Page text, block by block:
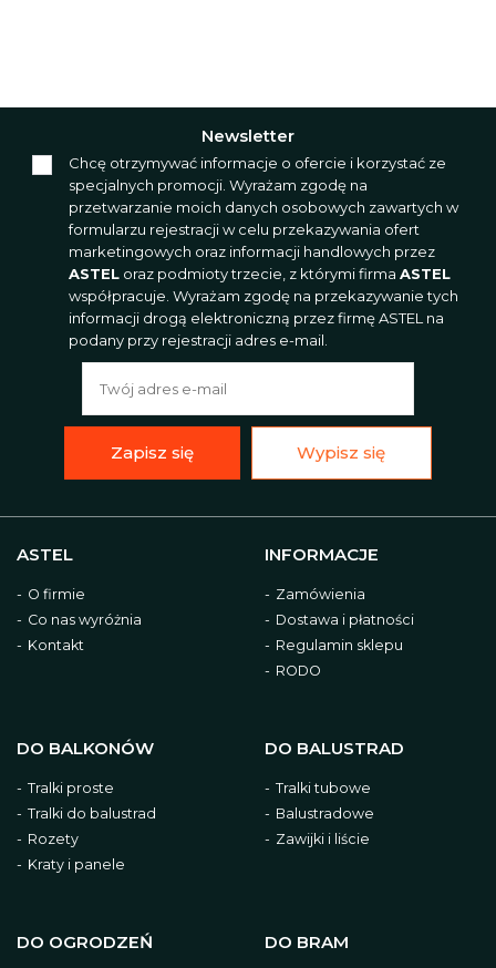
ASTEL
O firmie
Co nas wyróżnia
Kontakt
INFORMACJE
Zamówienia
Dostawa i płatności
Regulamin sklepu
RODO
DO BALKONÓW
Tralki proste
Tralki do balustrad
Rozety
Kraty i panele
DO BALUSTRAD
Tralki tubowe
Balustradowe
Zawijki i liście
DO OGRODZEŃ DO BRAM
Newsletter
Chcę otrzymywać informacje o ofercie i korzystać ze
specjalnych promocji. Wyrażam zgodę na
przetwarzanie moich danych osobowych zawartych w
formularzu rejestracji w celu przekazywania ofert
marketingowych oraz informacji handlowych przez
ASTEL oraz podmioty trzecie, z którymi firma ASTEL
współpracuje. Wyrażam zgodę na przekazywanie tych
informacji drogą elektroniczną przez firmę ASTEL na
podany przy rejestracji adres e-mail.
Zapisz się Wypisz się